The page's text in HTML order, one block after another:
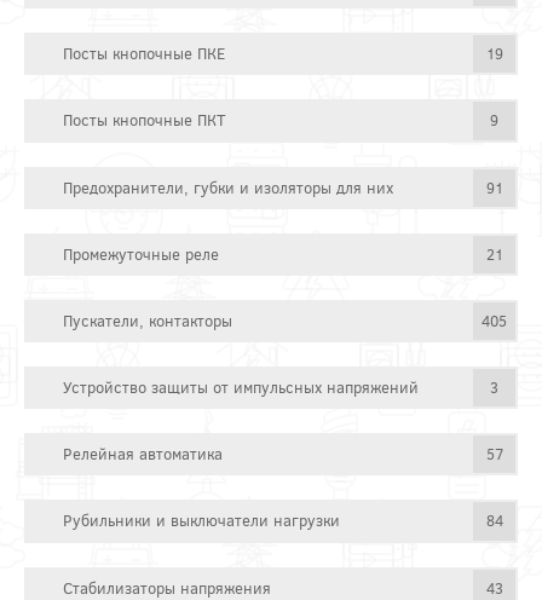
Посты кнопочные ПКЕ 19
Посты кнопочные ПКТ 9
Предохранители, губки и изоляторы для них 91
Промежуточные реле 21
Пускатели, контакторы 405
Устройство защиты от импульсных напряжений 3
Релейная автоматика 57
Рубильники и выключатели нагрузки 84
Стабилизаторы напряжения 43